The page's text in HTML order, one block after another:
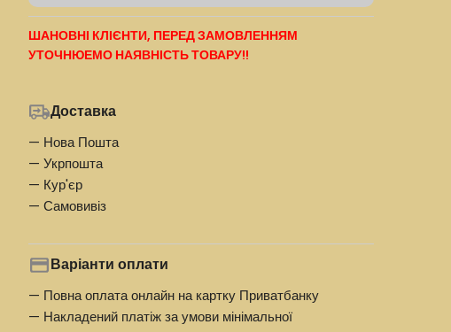
ШАНОВНІ КЛІЄНТИ, ПЕРЕД ЗАМОВЛЕННЯМ
УТОЧНЮЕМО НАЯВНІСТЬ ТОВАРУ!!
Доставка
— Нова Пошта
— Укрпошта
— Кур'єр
— Самовивіз
Варіанти оплати
— Повна оплата онлайн на картку Приватбанку
— Накладений платіж за умови мінімальної